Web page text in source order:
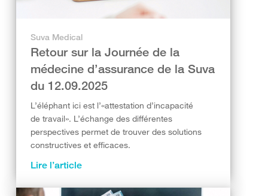
Suva Medical
Retour sur la Journée de la
médecine d’assurance de la Suva
du 12.09.2025
L’éléphant ici est l’«attestation d’incapacité
de travail». L’échange des différentes
perspectives permet de trouver des solutions
constructives et efficaces.
Lire l’article